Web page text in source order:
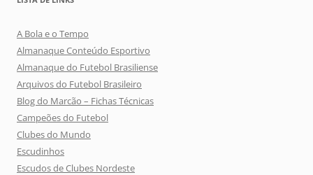
A Bola e o Tempo
Almanaque Conteúdo Esportivo
Almanaque do Futebol Brasiliense
Arquivos do Futebol Brasileiro
Blog do Marcão – Fichas Técnicas
Campeões do Futebol
Clubes do Mundo
Escudinhos
Escudos de Clubes Nordeste